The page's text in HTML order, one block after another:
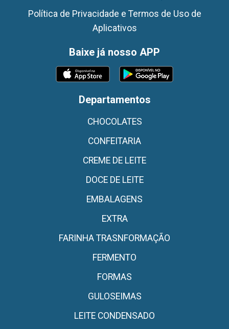
Política de Privacidade e Termos de Uso de
Aplicativos
Baixe já nosso APP
Departamentos
CHOCOLATES
CONFEITARIA
CREME DE LEITE
DOCE DE LEITE
EMBALAGENS
EXTRA
FARINHA TRASNFORMAÇÃO
FERMENTO
FORMAS
GULOSEIMAS
LEITE CONDENSADO